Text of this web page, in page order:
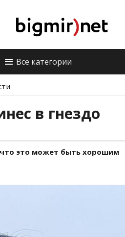
Все категории
в гнездо
это может быть хорошим